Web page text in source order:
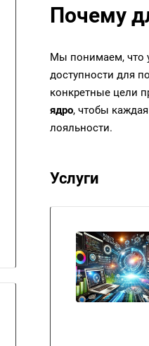
Почему
Мы понимаем, что
доступности для
конкретные цели
ядро, чтобы
лояльности.
Услуги